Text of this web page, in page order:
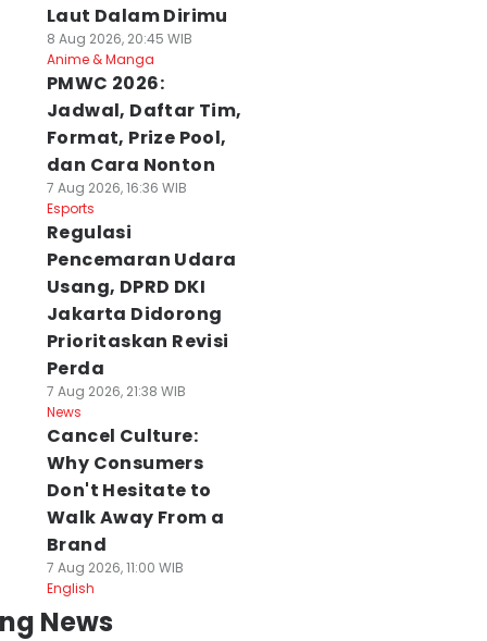
Laut Dalam Dirimu
8 Aug 2026, 20:45 WIB
Anime & Manga
PMWC 2026:
Jadwal, Daftar Tim,
Format, Prize Pool,
dan Cara Nonton
7 Aug 2026, 16:36 WIB
Esports
Regulasi
Pencemaran Udara
Usang, DPRD DKI
Jakarta Didorong
Prioritaskan Revisi
Perda
7 Aug 2026, 21:38 WIB
News
Cancel Culture:
Why Consumers
Don't Hesitate to
Walk Away From a
Brand
7 Aug 2026, 11:00 WIB
English
News